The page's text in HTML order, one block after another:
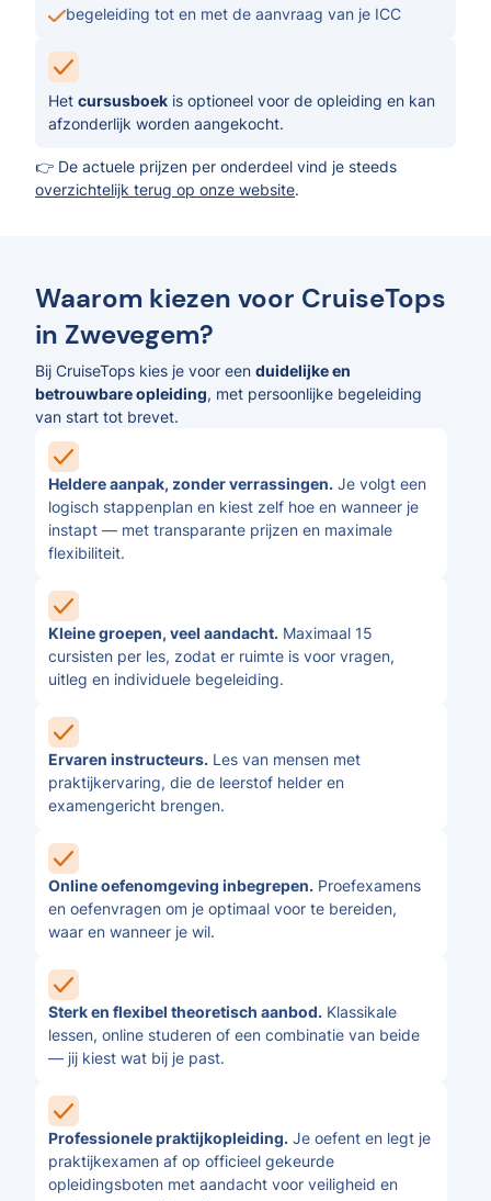
begeleiding tot en met de aanvraag van je ICC
Het cursusboek is optioneel voor de opleiding en kan
afzonderlijk worden aangekocht.
👉 De actuele prijzen per onderdeel vind je steeds
overzichtelijk terug op onze website.
Waarom kiezen voor CruiseTops
in Zwevegem?
Bij CruiseTops kies je voor een duidelijke en
betrouwbare opleiding, met persoonlijke begeleiding
van start tot brevet.
Heldere aanpak, zonder verrassingen. Je volgt een
logisch stappenplan en kiest zelf hoe en wanneer je
instapt — met transparante prijzen en maximale
flexibiliteit.
Kleine groepen, veel aandacht. Maximaal 15
cursisten per les, zodat er ruimte is voor vragen,
uitleg en individuele begeleiding.
Ervaren instructeurs. Les van mensen met
praktijkervaring, die de leerstof helder en
examengericht brengen.
Online oefenomgeving inbegrepen. Proefexamens
en oefenvragen om je optimaal voor te bereiden,
waar en wanneer je wil.
Sterk en flexibel theoretisch aanbod. Klassikale
lessen, online studeren of een combinatie van beide
— jij kiest wat bij je past.
Professionele praktijkopleiding. Je oefent en legt je
praktijkexamen af op officieel gekeurde
opleidingsboten met aandacht voor veiligheid en